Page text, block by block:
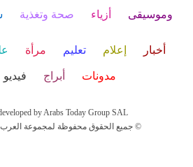
وموسيقى أزياء صحة وتغذية
أخبار إعلام تعليم مرأة
مدونات أبراج فيديو
by Arabs Today Group SAL
جميع الحقوق محفوظة لمجموعة العرب اليوم الاعلامية 2023 ©